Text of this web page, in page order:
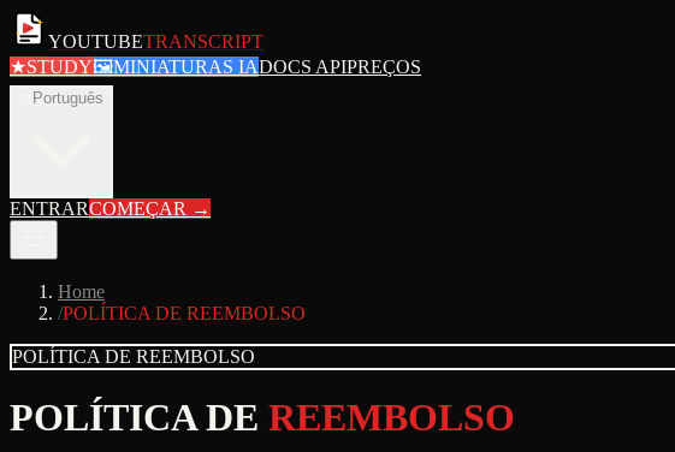
YOUTUBETRANSCRIPT
★STUDY🖼MINIATURAS IADOCS APIPREÇOS
Português
ENTRARCOMEÇAR →
Home
/POLÍTICA DE REEMBOLSO
POLÍTICA DE REEMBOLSO
POLÍTICA DE REEMBOLSO